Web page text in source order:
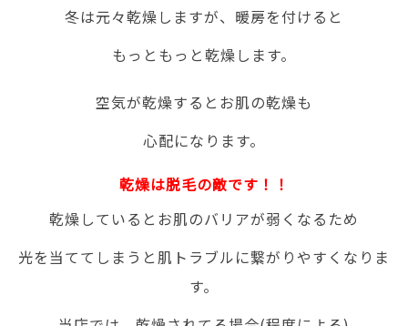
冬は元々乾燥しますが、暖房を付けると
もっともっと乾燥します。
空気が乾燥するとお肌の乾燥も
心配になります。
乾燥は脱毛の敵です！！
乾燥しているとお肌のバリアが弱くなるため
光を当ててしまうと肌トラブルに繋がりやすくなりま
す。